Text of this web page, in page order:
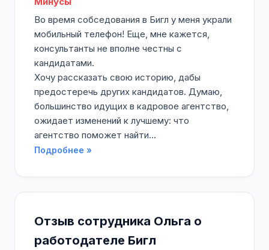
Во время собседования в Бигл у меня украли
мобильный телефон! Еще, мне кажется,
консультанты не вполне честны с
кандидатами.
Хочу рассказать свою историю, дабы
предостеречь других кандидатов. Думаю,
большинство идущих в кадровое агентство,
ожидает изменений к лучшему: что
агентство поможет найти...
Подробнее »
Отзыв сотрудника Ольга о
работодателе Бигл